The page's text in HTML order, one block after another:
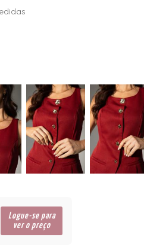
Logue-se para
ver o preço